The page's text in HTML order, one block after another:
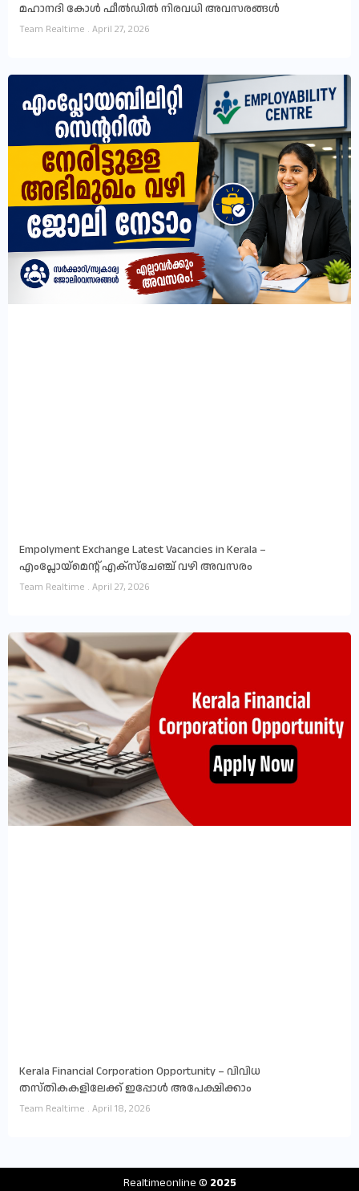
മഹാനദി കോൾ ഫീൽഡിൽ നിരവധി അവസരങ്ങൾ
Team Realtime April 27, 2026
Empolyment Exchange Latest Vacancies in Kerala –
എംപ്ലോയ്‌മെന്റ് എക്സ്ചേഞ്ച് വഴി അവസരം
Team Realtime April 27, 2026
Kerala Financial Corporation Opportunity – വിവിധ
തസ്തികകളിലേക്ക് ഇപ്പോൾ അപേക്ഷിക്കാം
Team Realtime April 18, 2026
Realtimeonline © 2025